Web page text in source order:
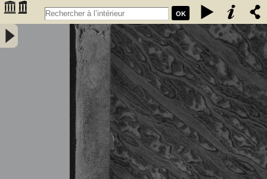
OK
Tableau général du commerce de la France avec ses colonies et les
puissances étrangères ... - Année 1836 - France. Direction générale